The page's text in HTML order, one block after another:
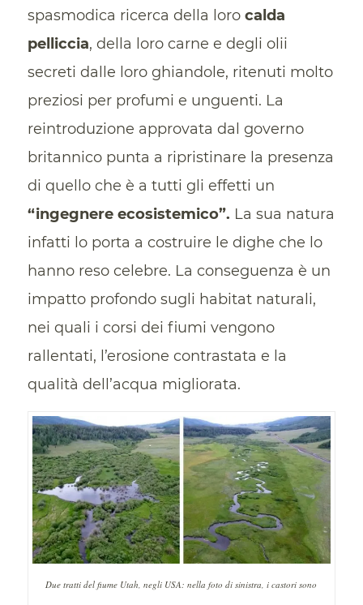
spasmodica ricerca della loro calda
pelliccia, della loro carne e degli olii
secreti dalle loro ghiandole, ritenuti molto
preziosi per profumi e unguenti. La
reintroduzione approvata dal governo
britannico punta a ripristinare la presenza
di quello che è a tutti gli effetti un
“ingegnere ecosistemico”. La sua natura
infatti lo porta a costruire le dighe che lo
hanno reso celebre. La conseguenza è un
impatto profondo sugli habitat naturali,
nei quali i corsi dei fiumi vengono
rallentati, l’erosione contrastata e la
qualità dell’acqua migliorata.
Due tratti del fiume Utah, negli USA: nella foto di sinistra, i castori sono